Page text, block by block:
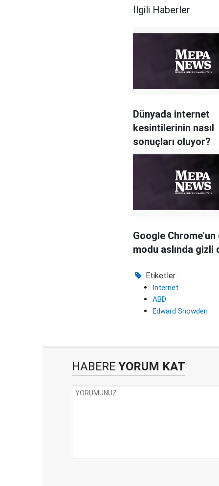
İlgili Haberler
Dünyada internet
kesintilerinin nasıl
sonuçları oluyor?
Google Chrome'un
modu aslında gizli
Etiketler :
İnternet
ABD
Edward Snowden
HABERE YORUM KAT